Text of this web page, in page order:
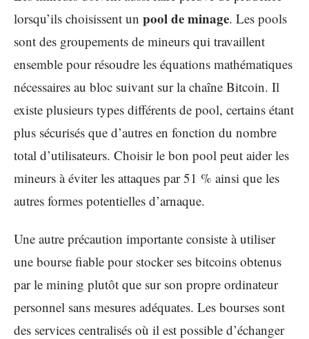
lorsqu’ils choisissent un pool de minage. Les pools
sont des groupements de mineurs qui travaillent
ensemble pour résoudre les équations mathématiques
nécessaires au bloc suivant sur la chaîne Bitcoin. Il
existe plusieurs types différents de pool, certains étant
plus sécurisés que d’autres en fonction du nombre
total d’utilisateurs. Choisir le bon pool peut aider les
mineurs à éviter les attaques par 51 % ainsi que les
autres formes potentielles d’arnaque.
Une autre précaution importante consiste à utiliser
une bourse fiable pour stocker ses bitcoins obtenus
par le mining plutôt que sur son propre ordinateur
personnel sans mesures adéquates. Les bourses sont
des services centralisés où il est possible d’échanger